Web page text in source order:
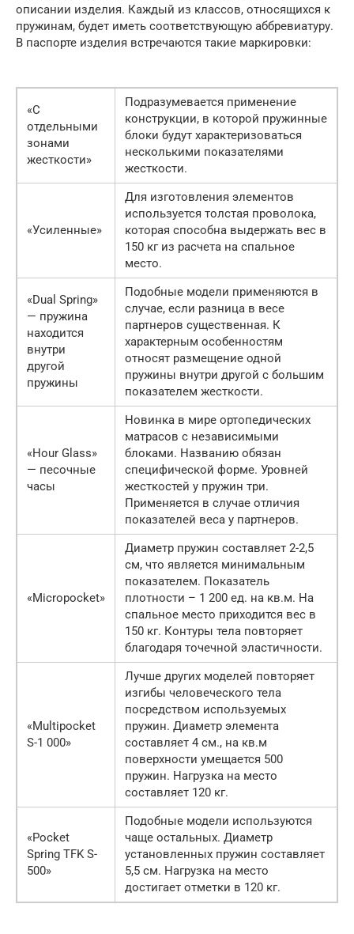
описании изделия. Каждый из классов, относящихся к
пружинам, будет иметь соответствующую аббревиатуру.
В паспорте изделия встречаются такие маркировки:
«С
отдельными
зонами
жесткости»
Подразумевается применение
конструкции, в которой пружинные
блоки будут характеризоваться
несколькими показателями
жесткости.
«Усиленные»
Для изготовления элементов
используется толстая проволока,
которая способна выдержать вес в
150 кг из расчета на спальное
место.
«Dual Spring»
— пружина
находится
внутри
другой
пружины
Подобные модели применяются в
случае, если разница в весе
партнеров существенная. К
характерным особенностям
относят размещение одной
пружины внутри другой с большим
показателем жесткости.
«Hour Glass»
— песочные
часы
Новинка в мире ортопедических
матрасов с независимыми
блоками. Названию обязан
специфической форме. Уровней
жесткостей у пружин три.
Применяется в случае отличия
показателей веса у партнеров.
«Micropocket»
Диаметр пружин составляет 2-2,5
см, что является минимальным
показателем. Показатель
плотности – 1 200 ед. на кв.м. На
спальное место приходится вес в
150 кг. Контуры тела повторяет
благодаря точечной эластичности.
«Multipocket
S-1 000»
Лучше других моделей повторяет
изгибы человеческого тела
посредством используемых
пружин. Диаметр элемента
составляет 4 см., на кв.м
поверхности умещается 500
пружин. Нагрузка на место
составляет 120 кг.
«Pocket
Spring TFK S-
500»
Подобные модели используются
чаще остальных. Диаметр
установленных пружин составляет
5,5 см. Нагрузка на место
достигает отметки в 120 кг.